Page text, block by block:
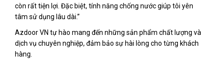
còn rất tiện lợi. Đặc biệt, tính năng chống nước giúp tôi yên
tâm sử dụng lâu dài.”
Azdoor VN tự hào mang đến những sản phẩm chất lượng và
dịch vụ chuyên nghiệp, đảm bảo sự hài lòng cho từng khách
hàng.